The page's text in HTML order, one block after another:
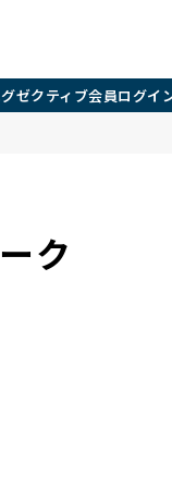
ゼクティブ会員ログイ
ク